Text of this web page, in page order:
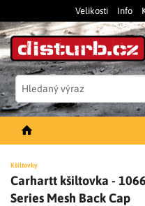
Velikosti Info
PÁNSKÉ OBLEČENÍ
Kšiltovky
Carhartt kšiltovka -
Series Mesh Back Cap